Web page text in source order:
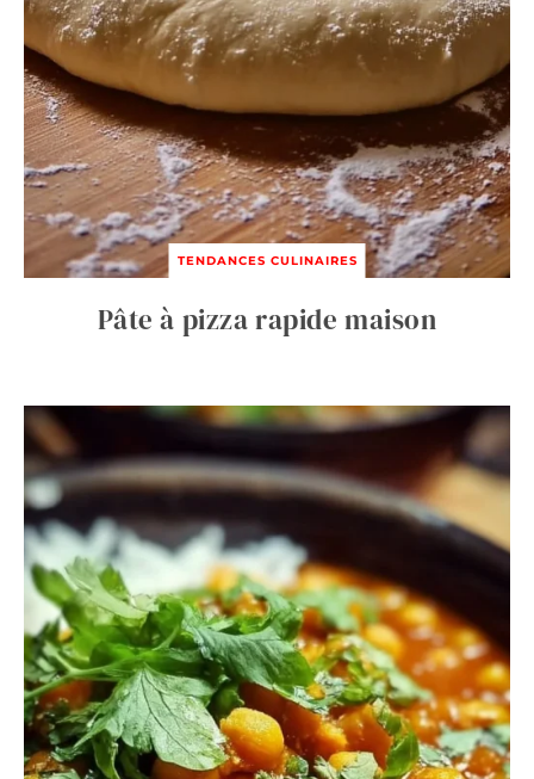
TENDANCES CULINAIRES
Pâte à pizza rapide maison